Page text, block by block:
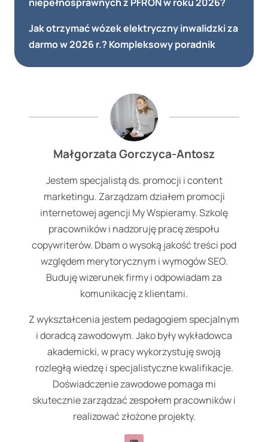
Jak otrzymać wózek elektryczny inwalidzki za
darmo w 2026 r.? Kompleksowy poradnik
Małgorzata Gorczyca-Antosz
Jestem specjalistą ds. promocji i content
marketingu. Zarządzam działem promocji
internetowej agencji My Wspieramy. Szkolę
pracowników i nadzoruję pracę zespołu
copywriterów. Dbam o wysoką jakość treści pod
względem merytorycznym i wymogów SEO.
Buduję wizerunek firmy i odpowiadam za
komunikację z klientami.
Z wykształcenia jestem pedagogiem specjalnym
i doradcą zawodowym. Jako były wykładowca
akademicki, w pracy wykorzystuję swoją
rozległą wiedzę i specjalistyczne kwalifikacje.
Doświadczenie zawodowe pomaga mi
skutecznie zarządzać zespołem pracowników i
realizować złożone projekty.